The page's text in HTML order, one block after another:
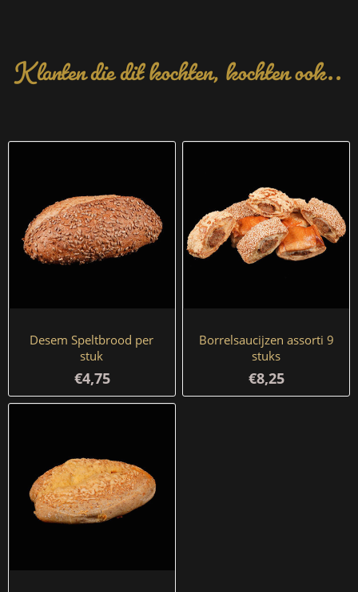
Klanten die dit kochten, kochten ook..
Desem Speltbrood per
stuk
€4,75
Borrelsaucijzen assorti 9
stuks
€8,25